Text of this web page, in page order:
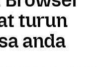
turun
anda